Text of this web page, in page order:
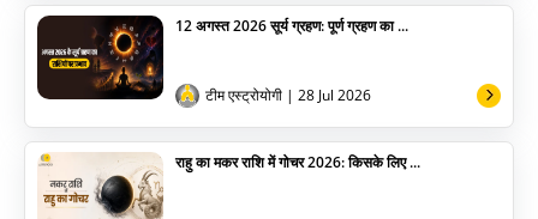
12 अगस्त 2026 सूर्य ग्रहण: पूर्ण ग्रहण का ...
टीम एस्ट्रोयोगी | 28 Jul 2026
राहु का मकर राशि में गोचर 2026: किसके लिए ...